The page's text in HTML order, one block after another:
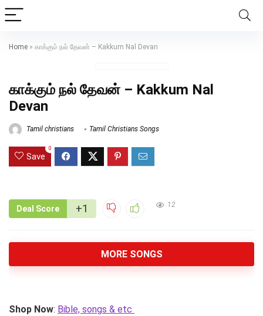
Home » காக்கும் நல் தேவன் – Kakkum Nal Devan
காக்கும் நல் தேவன் – Kakkum Nal
Devan
Tamil christians Tamil Christians Songs
Save
0
Deal Score +1 12
MORE SONGS
Shop Now: Bible, songs & etc